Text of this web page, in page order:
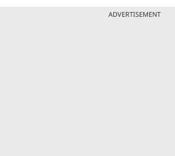
ADVERTISEMENT